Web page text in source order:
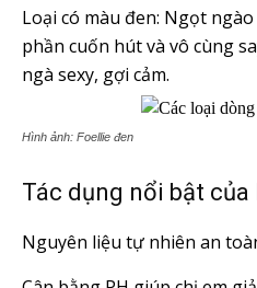
Loại có màu đen: Ngọt
phần cuốn hút và vô cùng
ngà sexy, gợi cảm.
Hình ảnh: Foellie đen
Tác dụng nổi bật của
Nguyên liệu tự nhiên an